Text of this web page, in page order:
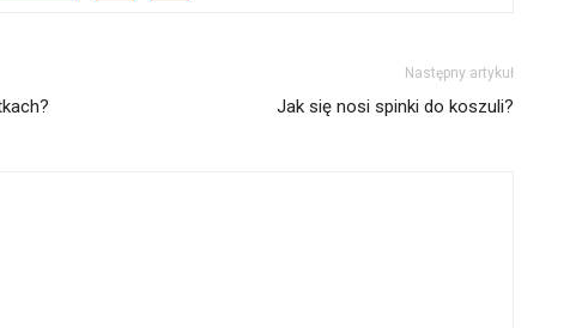
Następny artykuł
Jak się nosi spinki do koszuli?